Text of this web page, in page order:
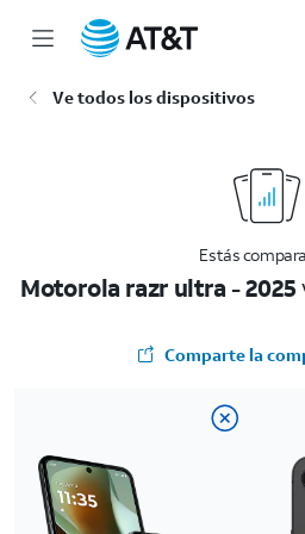
Ve todos los dispositivos
Estás
Motorola razr ultra - 2025
Comparte la